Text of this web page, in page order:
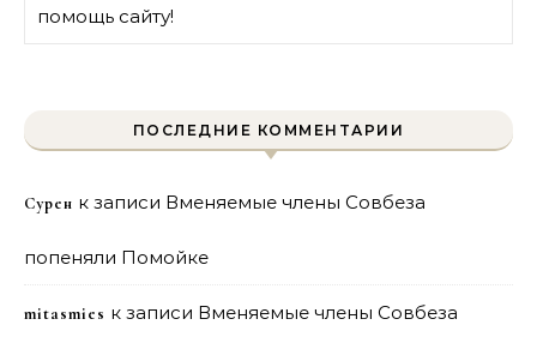
помощь сайту!
ПОСЛЕДНИЕ КОММЕНТАРИИ
Сурен к записи Вменяемые члены Совбеза
попеняли Помойке
mitasmies к записи Вменяемые члены Совбеза